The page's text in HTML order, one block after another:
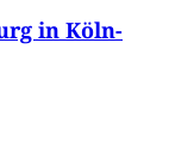
in Köln-